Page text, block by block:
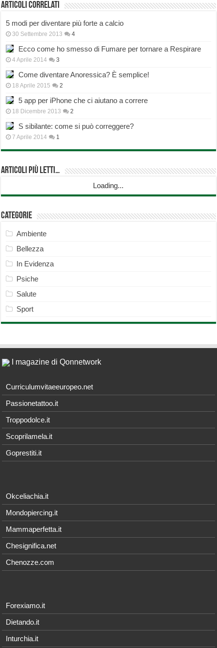
Articoli correlati
5 modi per diventare più forte a calcio
30 Settembre 2013 4
Ecco come ho smesso di Fumare per tornare a Respirare
4 Aprile 2014 3
Come diventare Anoressica? È semplice!
18 Aprile 2015 2
5 app per iPhone che ci aiutano a correre
18 Dicembre 2013 2
S sibilante: come si può correggere?
7 Aprile 2014 1
Articoli più Letti…
Loading...
Categorie
Ambiente
Bellezza
In Evidenza
Psiche
Salute
Sport
I magazine di Qonnetwork
Curriculumvitaeeuropeo.net
Passionetattoo.it
Troppodolce.it
Scoprilamela.it
Goprestiti.it
Okceliachia.it
Mondopiercing.it
Mammaperfetta.it
Chesignifica.net
Chenozze.com
Forexiamo.it
Dietando.it
Inturchia.it